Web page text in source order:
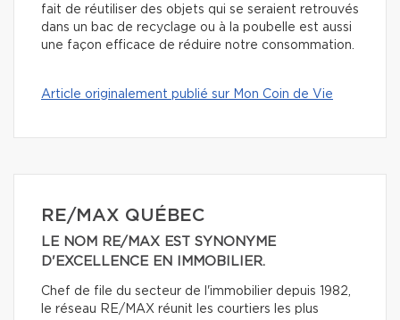
fait de réutiliser des objets qui se seraient retrouvés
dans un bac de recyclage ou à la poubelle est aussi
une façon efficace de réduire notre consommation.
Article originalement publié sur Mon Coin de Vie
RE/MAX QUÉBEC
LE NOM RE/MAX EST SYNONYME
D'EXCELLENCE EN IMMOBILIER.
Chef de file du secteur de l'immobilier depuis 1982,
le réseau RE/MAX réunit les courtiers les plus